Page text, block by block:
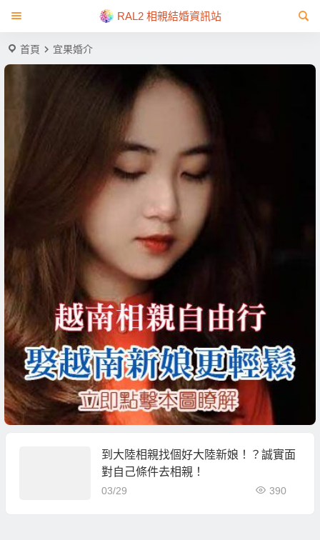
RAL2 相親結婚資訊站
首頁 宜果婚介
到大陸相親找個好大陸新娘！？誠實面
對自己條件去相親！
03/29 390